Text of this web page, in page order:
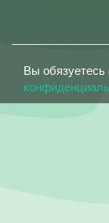
Вы